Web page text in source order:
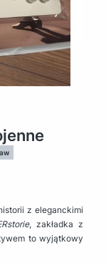
z eleganckimi
, zakładka z
to wyjątkowy